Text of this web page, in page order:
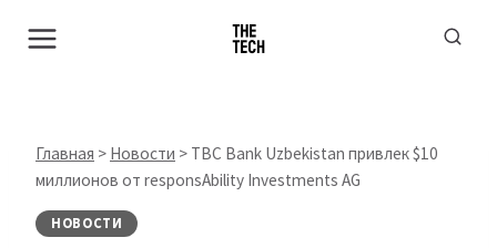
Главная > Новости > TBC Bank Uzbekistan привлек $10
миллионов от responsAbility Investments AG
НОВОСТИ